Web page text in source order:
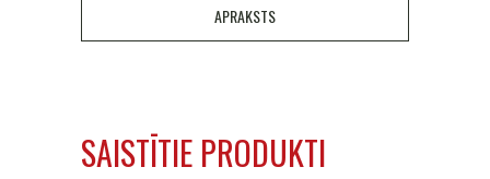
APRAKSTS
SAISTĪTIE PRODUKTI